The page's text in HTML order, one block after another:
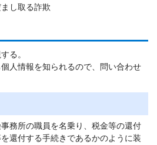
し取る詐欺
る。
人情報を知られるので、問い合わせ
務所の職員を名乗り、税金等の還付
還付する手続きであるかのように装